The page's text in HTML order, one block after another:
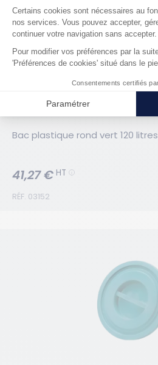
Bac plastique rond vert 120 litres
RÉF. 03152
41,27 € HT